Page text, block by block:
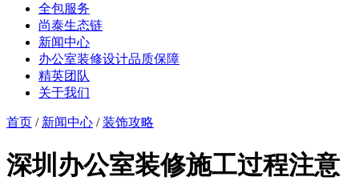
全包服务
尚泰生态链
新闻中心
办公室装修设计品质保障
精英团队
关于我们
首页 / 新闻中心 /装饰攻略
深圳办公室装修施工过程注意